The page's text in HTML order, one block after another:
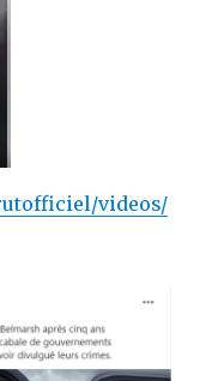
videos/